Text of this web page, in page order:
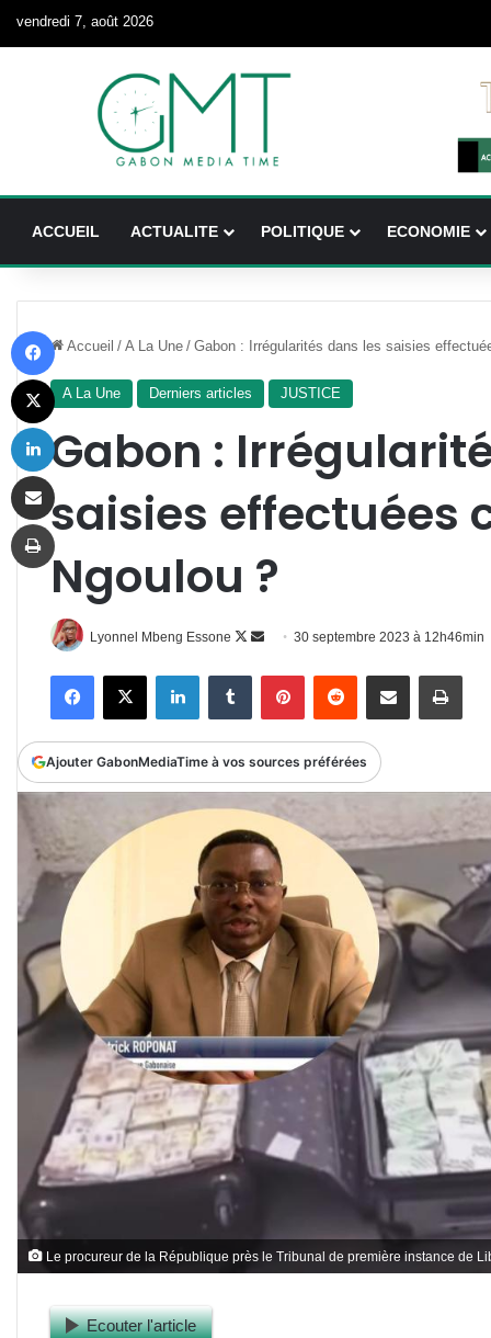
vendredi 7, août 2026
ACCUEIL ACTUALITE POLITIQUE ECONOMIE
Accueil / A La Une / Gabon : Irrégularités dans les saisies
A La Une Derniers articles JUSTICE
Gabon :
saisies effectuées
Ngoulou ?
Lyonnel Mbeng Essone
Follow
Envoyer
courriel
30 septembre 2023 à 12h46min
FacebookX LinkedinTumblr PinterestReddit Partager par email
Ajouter GabonMediaTime à vos sources préférées
Le procureur de la République près le Tribunal de première instance de
Ecouter l'article
X
Imprimer